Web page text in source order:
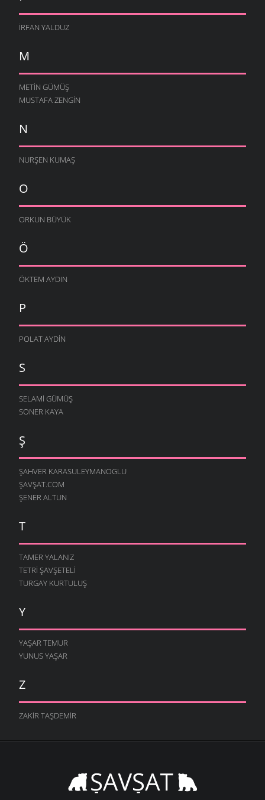
İRFAN YALDUZ
M
METIN GÜMÜŞ
MUSTAFA ZENGIN
N
NURŞEN KUMAŞ
O
ORKUN BÜYÜK
Ö
ÖKTEM AYDIN
P
POLAT AYDIN
S
SELAMI GÜMÜŞ
SONER KAYA
Ş
ŞAHVER KARASULEYMANOGLU
ŞAVŞAT.COM
ŞENER ALTUN
T
TAMER YALANIZ
TETRI ŞAVŞETELI
TURGAY KURTULUŞ
Y
YAŞAR TEMUR
YUNUS YAŞAR
Z
ZAKIR TAŞDEMIR